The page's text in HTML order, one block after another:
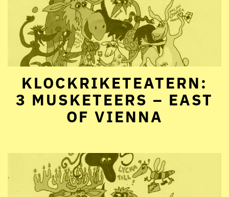
KLOCKRIKETEATERN:
3 MUSKETEERS – EAST
OF VIENNA